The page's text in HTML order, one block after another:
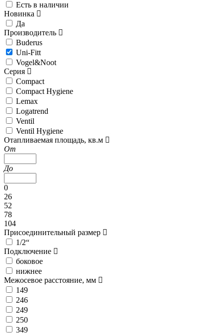
Есть в наличии
Новинка
Да
Производитель
Buderus
Uni-Fitt
Vogel&Noot
Серия
Compact
Compact Hygiene
Lemax
Logatrend
Ventil
Ventil Hygiene
Отапливаемая площадь, кв.м
От
До
0
26
52
78
104
Присоединительный размер
1/2“
Подключение
боковое
нижнее
Межосевое расстояние, мм
149
246
249
250
349